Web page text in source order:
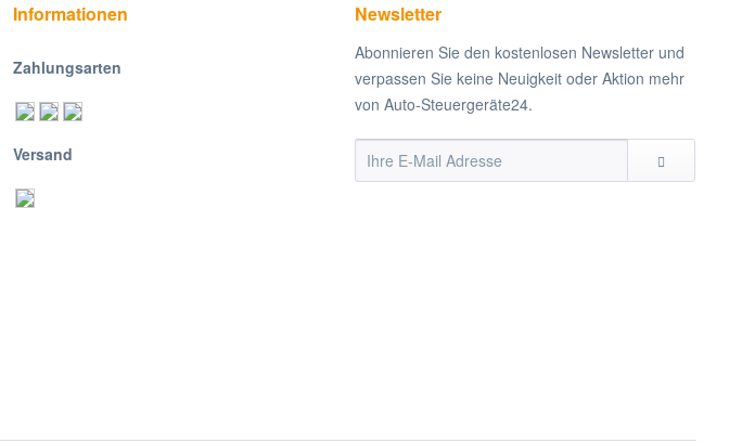
Informationen
Zahlungsarten
Versand
Newsletter
Abonnieren Sie den kostenlosen Newsletter und
verpassen Sie keine Neuigkeit oder Aktion mehr
von Auto-Steuergeräte24.